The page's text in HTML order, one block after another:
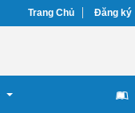
Trang Chủ Đăng ký